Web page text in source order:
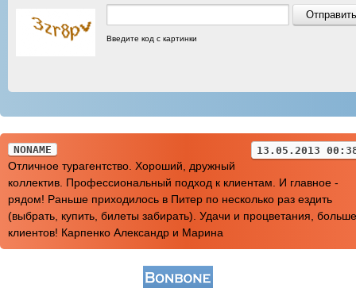
Введите код с картинки
NONAME 13.05.2013
Отличное турагентство. Хороший, дружный
коллектив. Профессиональный подход к клиентам. И главное -
рядом! Раньше приходилось в Питер по несколько раз ездить
(выбрать, купить, билеты забирать). Удачи и процветания, больше
клиентов! Карпенко Александр и Марина